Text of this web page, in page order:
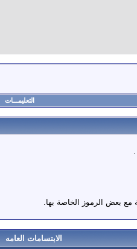
التعليمـــات
بعض الرموز الخاصة بها.
الابتسامات العامه